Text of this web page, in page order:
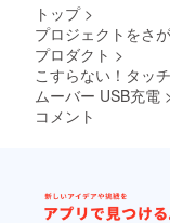
トップ >
プロジェクトをさ
プロダクト >
こすらない！タッ
ムーバー USB充電
コメント